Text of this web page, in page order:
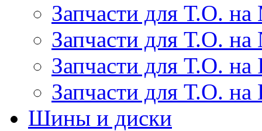
Запчасти для Т.О. на
Запчасти для Т.О. на
Запчасти для Т.О.
Запчасти для Т.О. на
Шины и диски